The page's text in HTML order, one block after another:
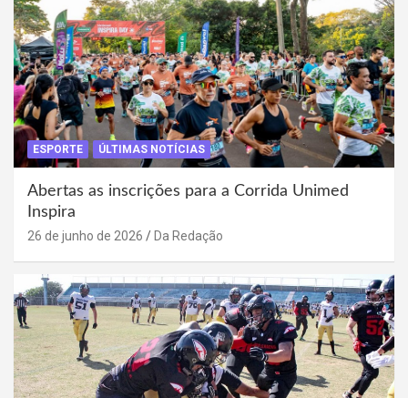
ESPORTE ÚLTIMAS NOTÍCIAS
Abertas as inscrições para a Corrida Unimed
Inspira
26 de junho de 2026 Da Redação